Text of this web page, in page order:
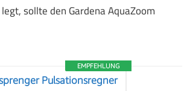
sollte den Gardena AquaZoom
EMPFEHLUNG
Pulsationsregner